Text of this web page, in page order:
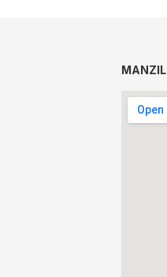
MANZIL